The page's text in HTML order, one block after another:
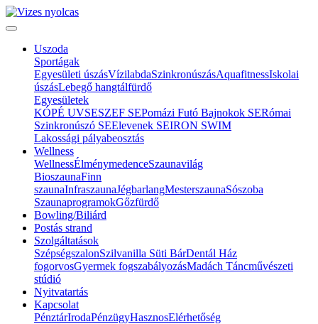
Uszoda
Sportágak
Egyesületi úszásVízilabdaSzinkronúszásAquafitnessIskolai
úszásLebegő hangtálfürdő
Egyesületek
KÓPÉ UVSESZEF SEPomázi Futó Bajnokok SERómai
Szinkronúszó SEElevenek SEIRON SWIM
Lakossági pályabeosztás
Wellness
WellnessÉlménymedenceSzaunavilág
BioszaunaFinn
szaunaInfraszaunaJégbarlangMesterszaunaSószoba
SzaunaprogramokGőzfürdő
Bowling/Biliárd
Postás strand
Szolgáltatások
SzépségszalonSzilvanilla Süti BárDentál Ház
fogorvosGyermek fogszabályozásMadách Táncművészeti
stúdió
Nyitvatartás
Kapcsolat
PénztárIrodaPénzügyHasznosElérhetőség